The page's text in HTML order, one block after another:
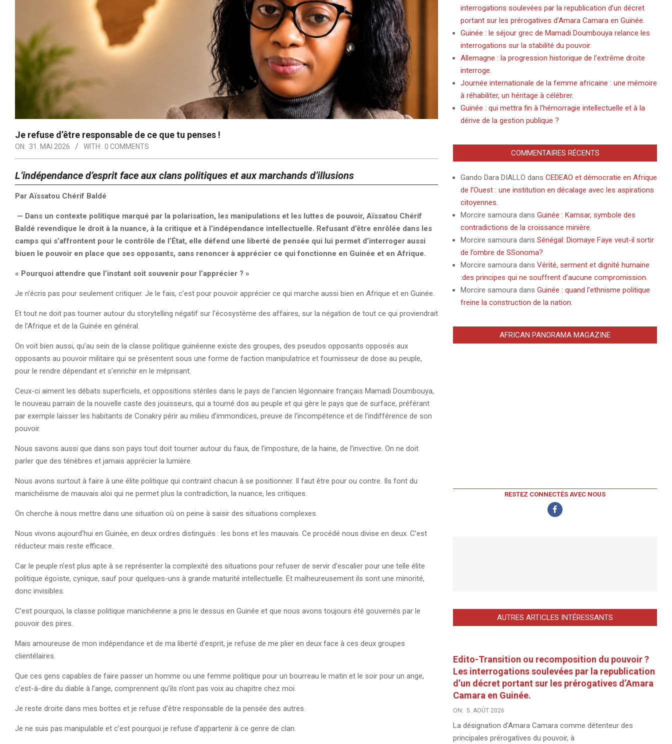
Je refuse d’être responsable de ce que tu penses !
ON: 31. MAI 2026 WITH: 0 COMMENTS
L’indépendance d’esprit face aux clans politiques et aux marchands d’illusions
Par Aïssatou Chérif Baldé
— Dans un contexte politique marqué par la polarisation, les manipulations et les luttes de pouvoir, Aïssatou Chérif
Baldé revendique le droit à la nuance, à la critique et à l’indépendance intellectuelle. Refusant d’être enrôlée dans les
camps qui s’affrontent pour le contrôle de l’État, elle défend une liberté de pensée qui lui permet d’interroger aussi
biuen le pouvoir en place que ses opposants, sans renoncer à apprécier ce qui fonctionne en Guinée et en Afrique.
« Pourquoi attendre que l’instant soit souvenir pour l’apprécier ? »
Je n’écris pas pour seulement critiquer. Je le fais, c’est pour pouvoir apprécier ce qui marche aussi bien en Afrique et en Guinée.
Et tout ne doit pas tourner autour du storytelling négatif sur l’écosystème des affaires, sur la négation de tout ce qui proviendrait
de l’Afrique et de la Guinée en général.
On voit bien aussi, qu’au sein de la classe politique guinéenne existe des groupes, des pseudos opposants opposés aux
opposants au pouvoir militaire qui se présentent sous une forme de faction manipulatrice et fournisseur de dose au peuple,
pour le rendre dépendant et s’enrichir en le méprisant.
Ceux-ci aiment les débats superficiels, et oppositions stériles dans le pays de l’ancien légionnaire français Mamadi Doumbouya,
le nouveau parrain de la nouvelle caste des jouisseurs, qui a tourné dos au peuple et qui gère le pays que de surface, préférant
par exemple laisser les habitants de Conakry périr au milieu d’immondices, preuve de l’incompétence et de l’indifférence de son
pouvoir.
Nous savons aussi que dans son pays tout doit tourner autour du faux, de l’imposture, de la haine, de l’invective. On ne doit
parler que des ténèbres et jamais apprécier la lumière.
Nous avons surtout à faire à une élite politique qui contraint chacun à se positionner. Il faut être pour ou contre. Ils font du
manichéisme de mauvais aloi qui ne permet plus la contradiction, la nuance, les critiques.
On cherche à nous mettre dans une situation où on peine à saisir des situations complexes.
Nous vivons aujourd’hui en Guinée, en deux ordres distingués : les bons et les mauvais. Ce procédé nous divise en deux. C’est
réducteur mais reste efficace.
Car le peuple n’est plus apte à se représenter la complexité des situations pour refuser de servir d’escalier pour une telle élite
politique égoïste, cynique, sauf pour quelques-uns à grande maturité intellectuelle. Et malheureusement ils sont une minorité,
donc invisibles.
C’est pourquoi, la classe politique manichéenne a pris le dessus en Guinée et que nous avons toujours été gouvernés par le
pouvoir des pires.
Mais amoureuse de mon indépendance et de ma liberté d’esprit, je refuse de me plier en deux face à ces deux groupes
clientélaires.
Que ces gens capables de faire passer un homme ou une femme politique pour un bourreau le matin et le soir pour un ange,
c’est-à-dire du diable à l’ange, comprennent qu’ils n’ont pas voix au chapitre chez moi.
Je reste droite dans mes bottes et je refuse d’être responsable de la pensée des autres.
Je ne suis pas manipulable et c’est pourquoi je refuse d’appartenir à ce genre de clan.
interrogations soulevées par la republication d’un décret
portant sur les prérogatives d’Amara Camara en Guinée.
Guinée : le séjour grec de Mamadi Doumbouya relance les
interrogations sur la stabilité du pouvoir.
Allemagne : la progression historique de l’extrême droite
interroge.
Journée internationale de la femme africaine : une mémoire
à réhabiliter, un héritage à célébrer.
Guinée : qui mettra fin à l’hémorragie intellectuelle et à la
dérive de la gestion publique ?
COMMENTAIRES RÉCENTS
Gando Dara DIALLO dans CEDEAO et démocratie en Afrique
de l’Ouest : une institution en décalage avec les aspirations
citoyennes.
Morcire samoura dans Guinée : Kamsar, symbole des
contradictions de la croissance minière.
Morcire samoura dans Sénégal: Diomaye Faye veut-il sortir
de l’ombre de SSonoma?
Morcire samoura dans Vérité, serment et dignité humaine
:des principes qui ne souffrent d’aucune compromission.
Morcire samoura dans Guinée : quand l’ethnisme politique
freine la construction de la nation.
AFRICAN PANORAMA MAGAZINE
RESTEZ CONNECTÉS AVEC NOUS
AUTRES ARTICLES INTÉRESSANTS
Edito-Transition ou recomposition du pouvoir ?
Les interrogations soulevées par la republication
d’un décret portant sur les prérogatives d’Amara
Camara en Guinée.
ON: 5. AOÛT 2026
La désignation d’Amara Camara comme détenteur des
principales prérogatives du pouvoir, à